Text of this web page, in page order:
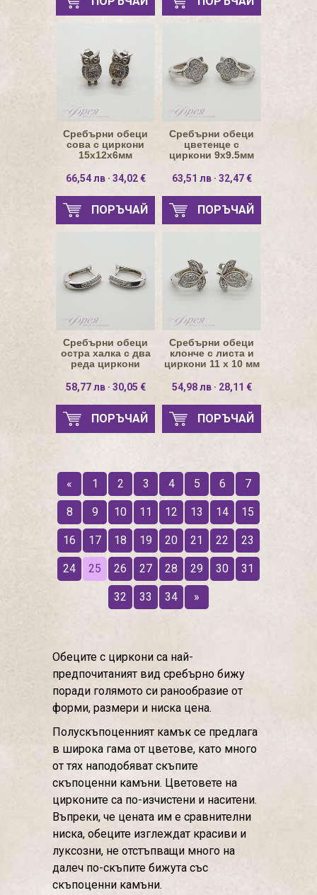
Сребърни обеци
сова с циркони
15х12х6мм
66,54 лв · 34,02 €
ПОРЪЧАЙ
Сребърни обеци
цветенце с
циркони 9х9.5мм
63,51 лв · 32,47 €
ПОРЪЧАЙ
Сребърни обеци
остра халка с два
реда циркони
58,77 лв · 30,05 €
ПОРЪЧАЙ
Сребърни обеци
клонче с листа и
циркони 11 х 10 мм
54,98 лв · 28,11 €
ПОРЪЧАЙ
« 1 2 3 4 5 6 7
8 9 10 11 12 13 14 15
16 17 18 19 20 21 22 23
24 25 26 27 28 29 30 31
32 33 34 »
Обеците с циркони са най-
предпочитаният вид сребърно бижу
поради голямото си ранообразие от
форми, размери и ниска цена.
Полускъпоценният камък се предлага
в широка гама от цветове, като много
от тях наподобяват скъпите
скъпоценни камъни. Цветовете на
цирконите са по-изчистени и наситени.
Въпреки, че цената им е сравнителни
ниска, обеците изглеждат красиви и
луксозни, не отстъпващи много на
далеч по-скъпите бижута със
скъпоценни камъни.